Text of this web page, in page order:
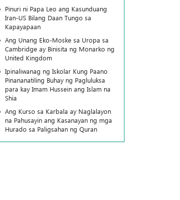
Pinuri ni Papa Leo ang Kasunduang
Iran-US Bilang Daan Tungo sa
Kapayapaan
Ang Unang Eko-Moske sa Uropa sa
Cambridge ay Binisita ng Monarko ng
United Kingdom
Ipinaliwanag ng Iskolar Kung Paano
Pinananatiling Buhay ng Pagluluksa
para kay Imam Hussein ang Islam na
Shia
Ang Kurso sa Karbala ay Naglalayon
na Pahusayin ang Kasanayan ng mga
Hurado sa Paligsahan ng Quran